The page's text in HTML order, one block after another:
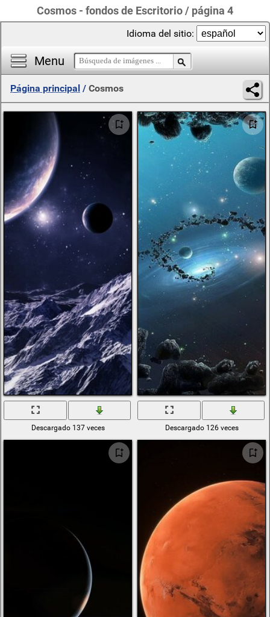
Cosmos - fondos de Escritorio / página 4
Menu
Idioma del sitio:
Página principal / Cosmos
Descargado 137 veces Descargado 126 veces